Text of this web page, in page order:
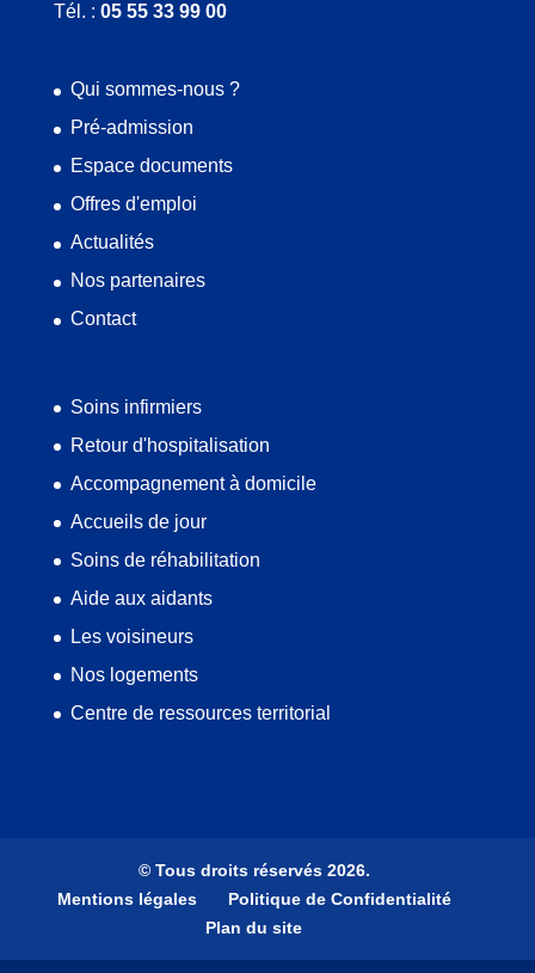
Tél. : 05 55 33 99 00
Qui sommes-nous ?
Pré-admission
Espace documents
Offres d'emploi
Actualités
Nos partenaires
Contact
Soins infirmiers
Retour d'hospitalisation
Accompagnement à domicile
Accueils de jour
Soins de réhabilitation
Aide aux aidants
Les voisineurs
Nos logements
Centre de ressources territorial
© Tous droits réservés 2026.
Mentions légales
Politique de Confidentialité
Plan du site